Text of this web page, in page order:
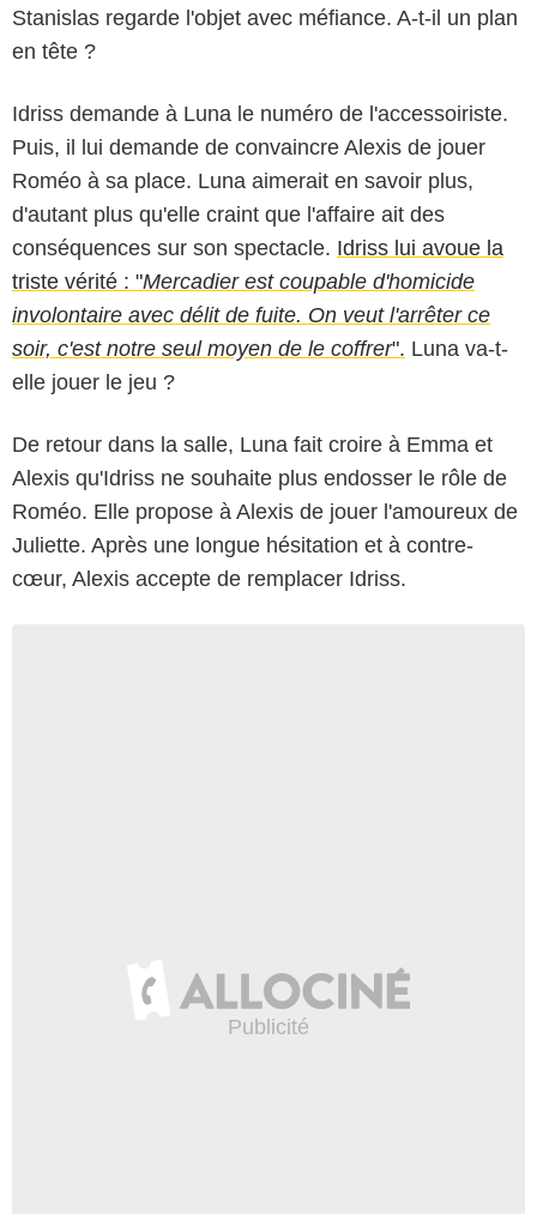
Stanislas regarde l'objet avec méfiance. A-t-il un plan
en tête ?
Idriss demande à Luna le numéro de l'accessoiriste.
Puis, il lui demande de convaincre Alexis de jouer
Roméo à sa place. Luna aimerait en savoir plus,
d'autant plus qu'elle craint que l'affaire ait des
conséquences sur son spectacle. Idriss lui avoue la
triste vérité : "Mercadier est coupable d'homicide
involontaire avec délit de fuite. On veut l'arrêter ce
soir, c'est notre seul moyen de le coffrer". Luna va-t-
elle jouer le jeu ?
De retour dans la salle, Luna fait croire à Emma et
Alexis qu'Idriss ne souhaite plus endosser le rôle de
Roméo. Elle propose à Alexis de jouer l'amoureux de
Juliette. Après une longue hésitation et à contre-
cœur, Alexis accepte de remplacer Idriss.